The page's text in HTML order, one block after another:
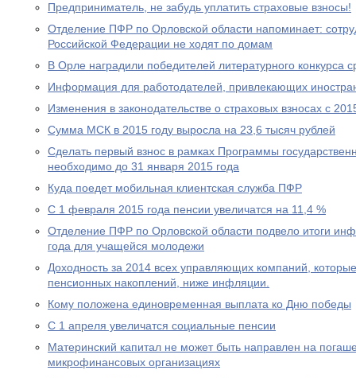
Предприниматель, не забудь уплатить страховые взносы!
Отделение ПФР по Орловской области напоминает:
Российской Федерации не ходят по домам
В Орле наградили победителей литературного конкурса
Информация для работодателей, привлекающих
Изменения в законодательстве о страховых взносах с
Сумма МСК в 2015 году выросла на 23,6 тысяч рублей
Сделать первый взнос в рамках Программы
необходимо до 31 января 2015 года
Куда поедет мобильная клиентская служба ПФР
С 1 февраля 2015 года пенсии увеличатся на 11,4 %
Отделение ПФР по Орловской области подвело итоги
года для учащейся молодежи
Доходность за 2014 всех управляющих компаний,
пенсионных накоплений, ниже инфляции.
Кому положена единовременная выплата ко Дню победы
С 1 апреля увеличатся социальные пенсии
Материнский капитал не может быть направлен на
микрофинансовых организациях